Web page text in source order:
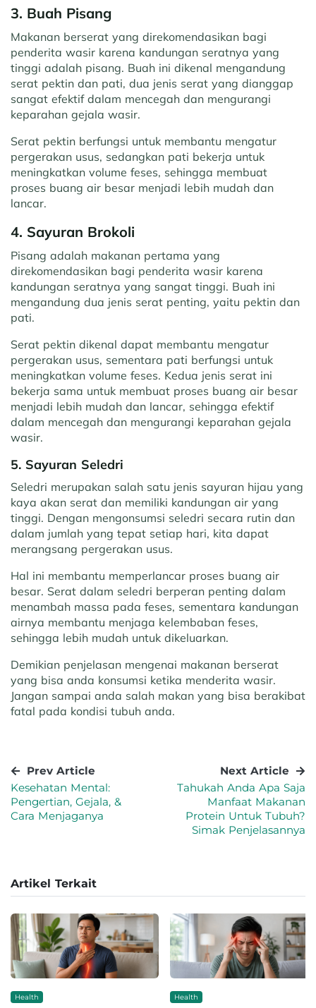
3. Buah Pisang
Makanan berserat yang direkomendasikan bagi
penderita wasir karena kandungan seratnya yang
tinggi adalah pisang. Buah ini dikenal mengandung
serat pektin dan pati, dua jenis serat yang dianggap
sangat efektif dalam mencegah dan mengurangi
keparahan gejala wasir.
Serat pektin berfungsi untuk membantu mengatur
pergerakan usus, sedangkan pati bekerja untuk
meningkatkan volume feses, sehingga membuat
proses buang air besar menjadi lebih mudah dan
lancar.
4. Sayuran Brokoli
Pisang adalah makanan pertama yang
direkomendasikan bagi penderita wasir karena
kandungan seratnya yang sangat tinggi. Buah ini
mengandung dua jenis serat penting, yaitu pektin dan
pati.
Serat pektin dikenal dapat membantu mengatur
pergerakan usus, sementara pati berfungsi untuk
meningkatkan volume feses. Kedua jenis serat ini
bekerja sama untuk membuat proses buang air besar
menjadi lebih mudah dan lancar, sehingga efektif
dalam mencegah dan mengurangi keparahan gejala
wasir.
5. Sayuran Seledri
Seledri merupakan salah satu jenis sayuran hijau yang
kaya akan serat dan memiliki kandungan air yang
tinggi. Dengan mengonsumsi seledri secara rutin dan
dalam jumlah yang tepat setiap hari, kita dapat
merangsang pergerakan usus.
Hal ini membantu memperlancar proses buang air
besar. Serat dalam seledri berperan penting dalam
menambah massa pada feses, sementara kandungan
airnya membantu menjaga kelembaban feses,
sehingga lebih mudah untuk dikeluarkan.
Demikian penjelasan mengenai makanan berserat
yang bisa anda konsumsi ketika menderita wasir.
Jangan sampai anda salah makan yang bisa berakibat
fatal pada kondisi tubuh anda.
Prev Article
Kesehatan Mental:
Pengertian, Gejala, &
Cara Menjaganya
Next Article
Tahukah Anda Apa Saja
Manfaat Makanan
Protein Untuk Tubuh?
Simak Penjelasannya
Artikel Terkait
Health Health